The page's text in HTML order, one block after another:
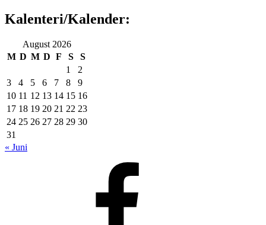
Kalenteri/Kalender:
August 2026
M D M D F S
S
1
2
3
4 5 6 7 8
9
10 11 12 13 14 15 16
17 18 19 20 21 22 23
24 25 26 27 28 29 30
31
« Juni